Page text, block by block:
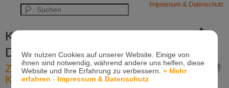
Wir nutzen Cookies auf unserer Website. Einige von
ihnen sind notwendig, während andere uns helfen, diese
Website und Ihre Erfahrung zu verbessern.» Mehr
erfahren - Impressum & Datenschutz
Impressum & Datenschutz
Kieferorthopädische Praxis
Dr. Konik & Kollegen
Zahn- und Kieferregulierungen für
Kinder und Erwachsene